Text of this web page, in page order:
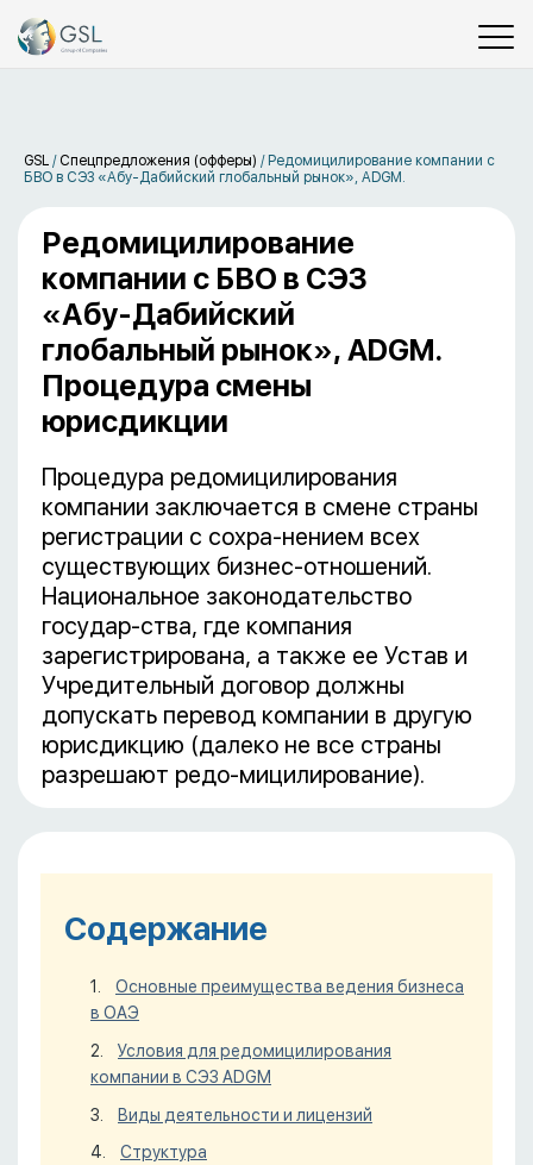
GSL / Спецпредложения (офферы) / Редомицилирование компании с
БВО в СЭЗ «Абу-Дабийский глобальный рынок», ADGM.
Редомицилирование
компании с БВО в СЭЗ
«Абу-Дабийский
глобальный рынок», ADGM.
Процедура смены
юрисдикции
Процедура редомицилирования
компании заключается в смене страны
регистрации с сохра-нением всех
существующих бизнес-отношений.
Национальное законодательство
государ-ства, где компания
зарегистрирована, а также ее Устав и
Учредительный договор должны
допускать перевод компании в другую
юрисдикцию (далеко не все страны
разрешают редо-мицилирование).
Содержание
Основные преимущества ведения бизнеса
в ОАЭ
Условия для редомицилирования
компании в СЭЗ ADGM
Виды деятельности и лицензий
Структура